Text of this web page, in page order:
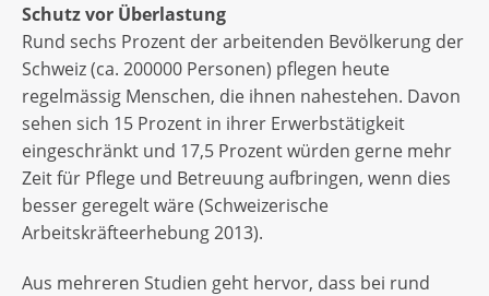
Schutz vor Überlastung
Rund sechs Prozent der arbeitenden Bevölkerung der
Schweiz (ca. 200000 Personen) pflegen heute
regelmässig Menschen, die ihnen nahestehen. Davon
sehen sich 15 Prozent in ihrer Erwerbstätigkeit
eingeschränkt und 17,5 Prozent würden gerne mehr
Zeit für Pflege und Betreuung aufbringen, wenn dies
besser geregelt wäre (Schweizerische
Arbeitskräfteerhebung 2013).
Aus mehreren Studien geht hervor, dass bei rund